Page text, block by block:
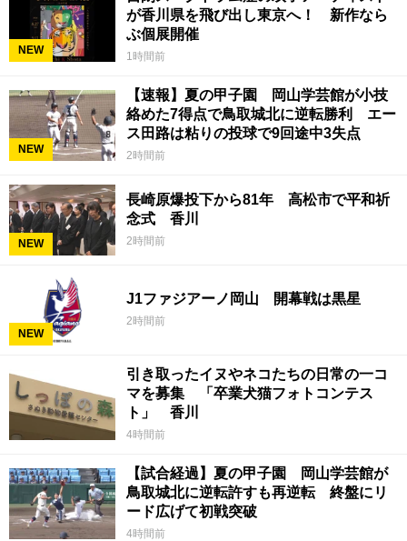
NEW
が香川県を飛び出し東京へ！ 新作なら
ぶ個展開催
1時間前
NEW
【速報】夏の甲子園 岡山学芸館が小技
絡めた7得点で鳥取城北に逆転勝利 エー
ス田路は粘りの投球で9回途中3失点
2時間前
NEW
長崎原爆投下から81年 高松市で平和祈
念式 香川
2時間前
NEW
J1ファジアーノ岡山 開幕戦は黒星
2時間前
引き取ったイヌやネコたちの日常の一コ
マを募集 「卒業犬猫フォトコンテス
ト」 香川
4時間前
【試合経過】夏の甲子園 岡山学芸館が
鳥取城北に逆転許すも再逆転 終盤にリ
ード広げて初戦突破
4時間前